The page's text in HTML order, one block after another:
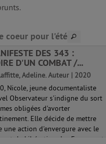
coeur pour l'été
DES 343 :
D'UN COMBAT /...
Adeline. Auteur | 2020
Nicole, jeune documentaliste
Observateur s'indigne du sort
obligées d'avorter
Elle décide de mettre
une action d'envergure avec le
de Libération des Femmes et